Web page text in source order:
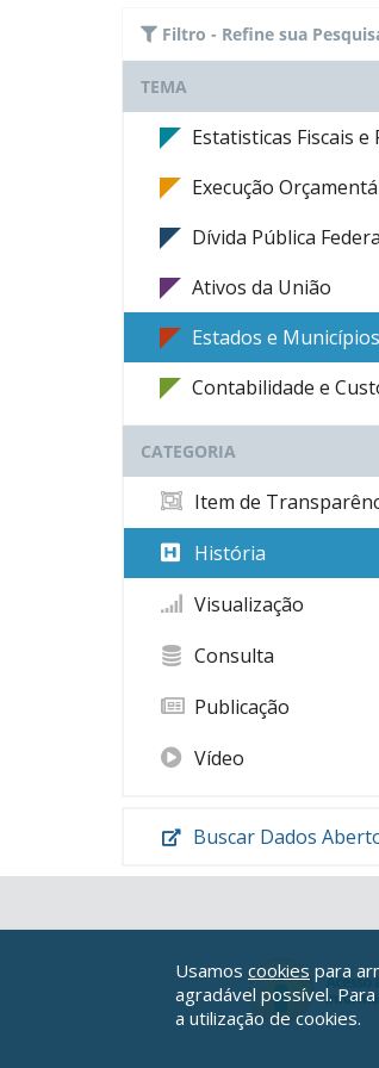
Filtro - Refine sua
TEMA
Estatisticas Fiscais
Execução
Dívida Pública
Ativos da União
Estados e Municípios
Contabilidade e
CATEGORIA
Item de
História
Visualização
Consulta
Publicação
Vídeo
Buscar Dados
Usamos cookies para
agradável possível.
a utilização de cookies.